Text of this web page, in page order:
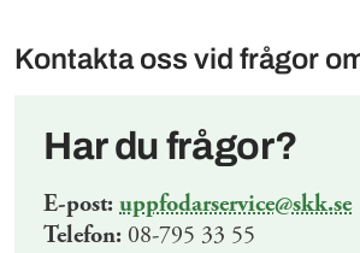
Kontakta oss vid frågor
Har du frågor?
E-post: uppfodarservice@skk.se
Telefon: 08-795 33 55